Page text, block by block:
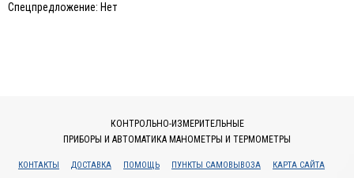
Спецпредложение: Нет
КОНТРОЛЬНО-ИЗМЕРИТЕЛЬНЫЕ
ПРИБОРЫ И АВТОМАТИКА МАНОМЕТРЫ И ТЕРМОМЕТРЫ
КОНТАКТЫ ДОСТАВКА ПОМОЩЬ ПУНКТЫ САМОВЫВОЗА КАРТА САЙТА